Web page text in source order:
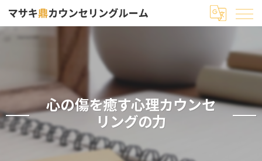
心の傷を癒す心理カウンセ
リングの力